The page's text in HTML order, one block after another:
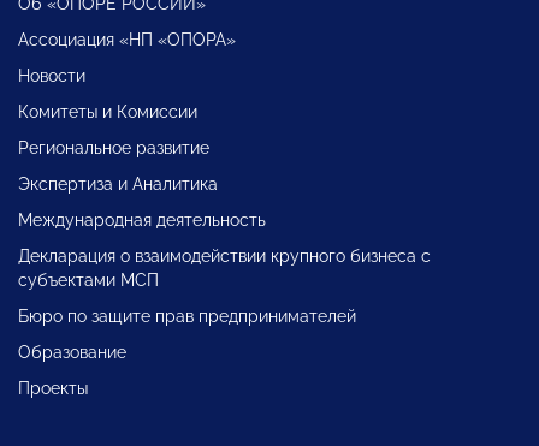
Об «ОПОРЕ РОССИИ»
Ассоциация «НП «ОПОРА»
Новости
Комитеты и Комиссии
Региональное развитие
Экспертиза и Аналитика
Международная деятельность
Декларация о взаимодействии крупного бизнеса с
субъектами МСП
Бюро по защите прав предпринимателей
Образование
Проекты